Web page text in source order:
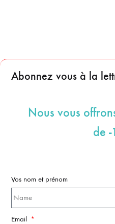
Abonnez vous à la
Nous vous
de
Vos nom et prénom
Email